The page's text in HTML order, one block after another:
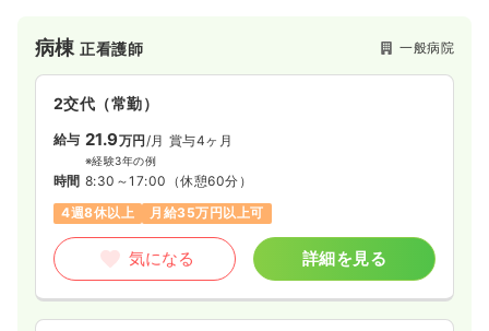
病棟正看護師 一般病院
2交代（常勤）
給与 21.9万円/月 賞与4ヶ月
※経験3年の例
時間 8:30～17:00 （休憩60分）
4週8休以上
月給35万円以上可
気になる 詳細を見る